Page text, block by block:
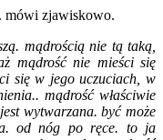
mówi zjawiskowo.
mądrością nie tą taką,
mądrość nie mieści się
się w jego uczuciach, w
mądrość właściwie
wytwarzana. być może
od nóg po ręce. to ja